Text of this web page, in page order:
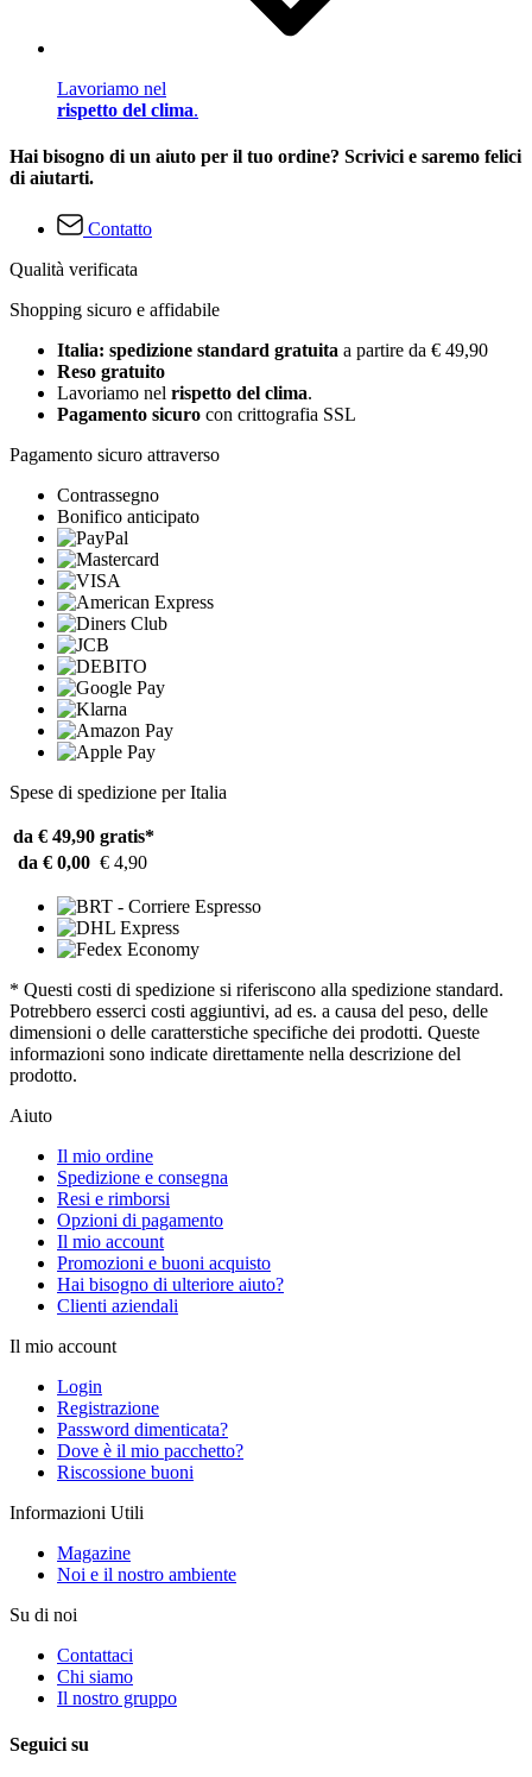
Lavoriamo nel
rispetto del clima.
Hai bisogno di un aiuto per il tuo ordine? Scrivici e saremo felici
di aiutarti.
Contatto
Qualità verificata
Shopping sicuro e affidabile
Italia: spedizione standard gratuita a partire da € 49,90
Reso gratuito
Lavoriamo nel rispetto del clima.
Pagamento sicuro con crittografia SSL
Pagamento sicuro attraverso
Contrassegno
Bonifico anticipato
Spese di spedizione per Italia
da € 49,90 gratis*
da € 0,00 € 4,90
* Questi costi di spedizione si riferiscono alla spedizione standard.
Potrebbero esserci costi aggiuntivi, ad es. a causa del peso, delle
dimensioni o delle caratterstiche specifiche dei prodotti. Queste
informazioni sono indicate direttamente nella descrizione del
prodotto.
Aiuto
Il mio ordine
Spedizione e consegna
Resi e rimborsi
Opzioni di pagamento
Il mio account
Promozioni e buoni acquisto
Hai bisogno di ulteriore aiuto?
Clienti aziendali
Il mio account
Login
Registrazione
Password dimenticata?
Dove è il mio pacchetto?
Riscossione buoni
Informazioni Utili
Magazine
Noi e il nostro ambiente
Su di noi
Contattaci
Chi siamo
Il nostro gruppo
Seguici su